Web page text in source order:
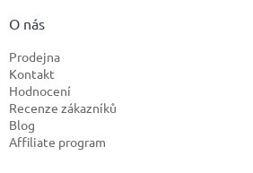
O nás
Prodejna
Kontakt
Hodnocení
Recenze zákazníků
Blog
Affiliate program